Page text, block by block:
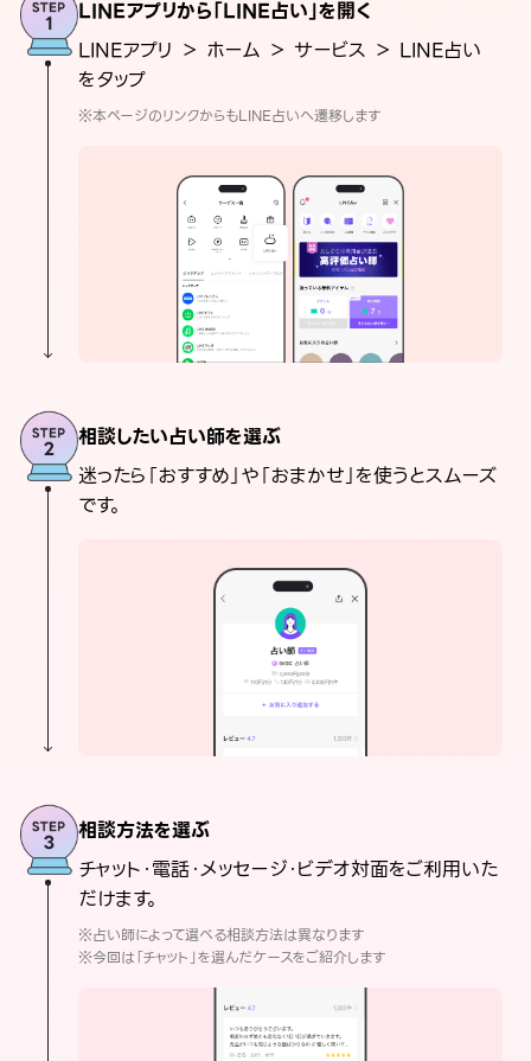
LINEアプリから「LINE占い」を開く
LINEアプリ ＞ ホーム ＞ サービス ＞ LINE占い
をタップ
※本ページのリンクからもLINE占いへ遷移します
相談したい占い師を選ぶ
迷ったら「おすすめ」や「おまかせ」を使うとスムーズ
です。
相談方法を選ぶ
チャット・電話・メッセージ・ビデオ対面をご利用いた
だけます。
※占い師によって選べる相談方法は異なります
※今回は「チャット」を選んだケースをご紹介します